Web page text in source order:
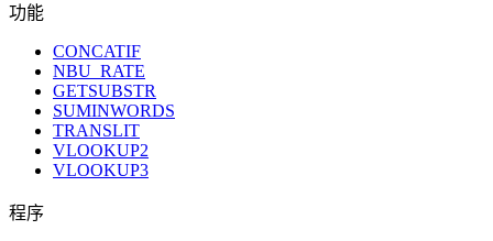
功能
CONCATIF
NBU_RATE
GETSUBSTR
SUMINWORDS
TRANSLIT
VLOOKUP2
VLOOKUP3
程序